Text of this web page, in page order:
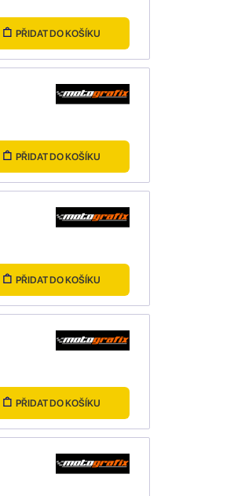
PŘIDAT DO KOŠÍKU
PŘIDAT DO KOŠÍKU
PŘIDAT DO KOŠÍKU
PŘIDAT DO KOŠÍKU